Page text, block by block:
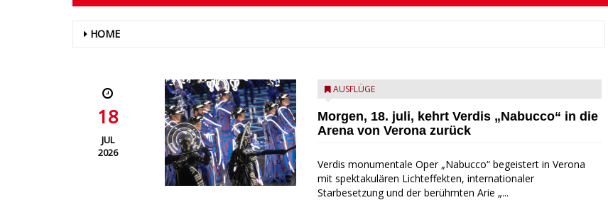
HOME
18
JUL
2026
AUSFLÜGE
Morgen, 18. juli, kehrt Verdis „Nabucco“ in die
Arena von Verona zurück
Verdis monumentale Oper „Nabucco“ begeistert in Verona
mit spektakulären Lichteffekten, internationaler
Starbesetzung und der berühmten Arie „...